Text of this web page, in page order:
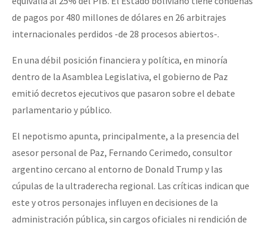
de pagos por 480 millones de dólares en 26 arbitrajes
internacionales perdidos -de 28 procesos abiertos-.
En una débil posición financiera y política, en minoría
dentro de la Asamblea Legislativa, el gobierno de Paz
emitió decretos ejecutivos que pasaron sobre el debate
parlamentario y público.
El nepotismo apunta, principalmente, a la presencia del
asesor personal de Paz, Fernando Cerimedo, consultor
argentino cercano al entorno de Donald Trump y las
cúpulas de la ultraderecha regional. Las críticas indican que
este y otros personajes influyen en decisiones de la
administración pública, sin cargos oficiales ni rendición de